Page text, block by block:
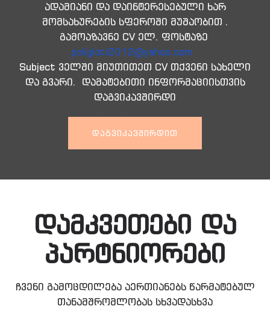
ადამიანი და დაინტერესებული ხარ
მომსახურების სფეროში მუშაობით .
გამოაზავნე CV ელ. ფოსტაზე
poligloti2012@yahoo.com
Subject ველში მიუთითეთ CV თქვენი სახელი
და გვარი. დამატებითი ინფორმაციისთვის
დაგვიკავშირდი
ᲓᲐᲒᲕᲘᲙᲐᲕᲨᲘᲠᲓᲘᲗ
დამკვეთები და
პარტნიორები
ჩვენი გამოცდილება აერთიანებს წარმატებულ
თანამშრომლობას სხვადასხვა